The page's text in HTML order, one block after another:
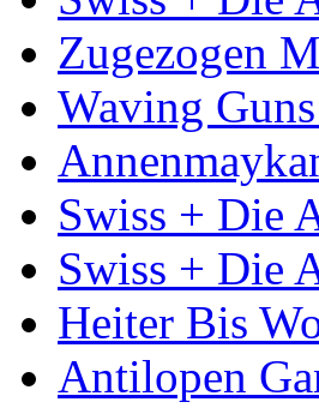
Zugezogen
Waving
Swiss + Die
Swiss + Die
Heiter Bis
Antilopen